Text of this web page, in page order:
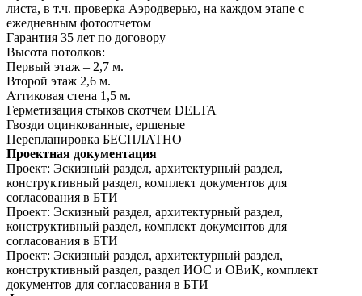
листа, в т.ч. проверка Аэродверью, на каждом этапе с
ежедневным фотоотчетом
Гарантия 35 лет по договору
Высота потолков:
Первый этаж – 2,7 м.
Второй этаж 2,6 м.
Аттиковая стена 1,5 м.
Герметизация стыков скотчем DELTA
Гвозди оцинкованные, ершеные
Перепланировка БЕСПЛАТНО
Проектная документация
Проект: Эскизный раздел, архитектурный раздел,
конструктивный раздел, комплект документов для
согласования в БТИ
Проект: Эскизный раздел, архитектурный раздел,
конструктивный раздел, комплект документов для
согласования в БТИ
Проект: Эскизный раздел, архитектурный раздел,
конструктивный раздел, раздел ИОС и ОВиК, комплект
документов для согласования в БТИ